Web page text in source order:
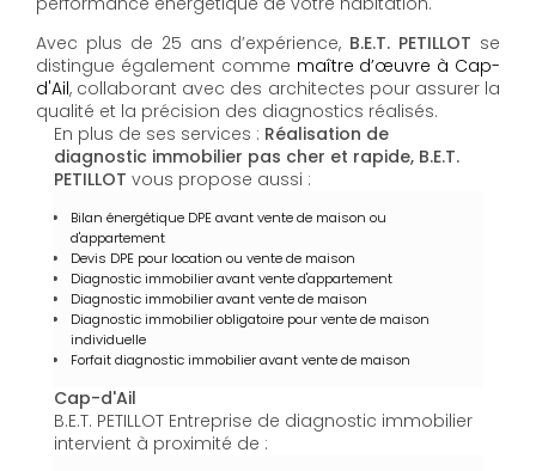
Avec plus de 25 ans d’expérience, B.E.T. PETILLOT se
distingue également comme maître d’œuvre à Cap-
d'Ail, collaborant avec des architectes pour assurer la
qualité et la précision des diagnostics réalisés.
En plus de ses services : Réalisation de
diagnostic immobilier pas cher et rapide, B.E.T.
PETILLOT vous propose aussi :
Bilan énergétique DPE avant vente de maison ou
d'appartement
Devis DPE pour location ou vente de maison
Diagnostic immobilier avant vente d'appartement
Diagnostic immobilier avant vente de maison
Diagnostic immobilier obligatoire pour vente de maison
individuelle
Forfait diagnostic immobilier avant vente de maison
Cap-d'Ail
B.E.T. PETILLOT Entreprise de diagnostic immobilier
intervient à proximité de :